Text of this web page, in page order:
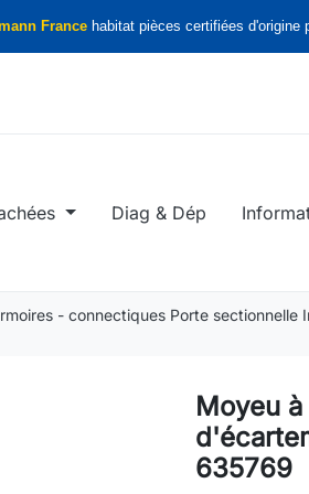
France habitat pièces certifiées d'origine
Diag & Dép
- connectiques Porte sectionnelle
Moyeu
635769